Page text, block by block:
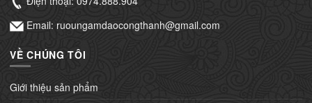
Email: ruoungamdaocongthanh@gmail.com
VỀ CHÚNG TÔI
Giới thiệu sản phẩm